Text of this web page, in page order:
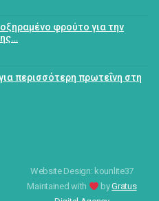
φρούτο για την
περισσότερη πρωτεΐνη στη
Website Design: kounlite37
Maintained with
byGratus